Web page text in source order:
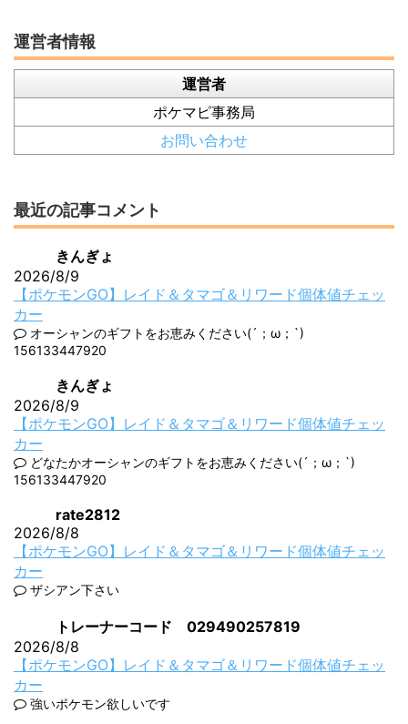
運営者情報
運営者
ポケマピ事務局
お問い合わせ
最近の記事コメント
きんぎょ
2026/8/9
【ポケモンGO】レイド＆タマゴ＆リワード個体値チェッ
カー
オーシャンのギフトをお恵みください(´；ω；`)
156133447920
きんぎょ
2026/8/9
【ポケモンGO】レイド＆タマゴ＆リワード個体値チェッ
カー
どなたかオーシャンのギフトをお恵みください(´；ω；`)
156133447920
rate2812
2026/8/8
【ポケモンGO】レイド＆タマゴ＆リワード個体値チェッ
カー
ザシアン下さい
トレーナーコード 029490257819
2026/8/8
【ポケモンGO】レイド＆タマゴ＆リワード個体値チェッ
カー
強いポケモン欲しいです